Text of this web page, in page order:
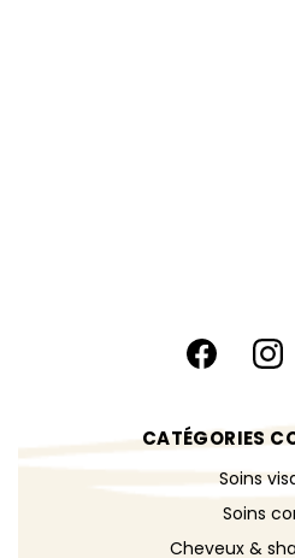
CATÉGORIES
Soins
Soins
Cheveux &